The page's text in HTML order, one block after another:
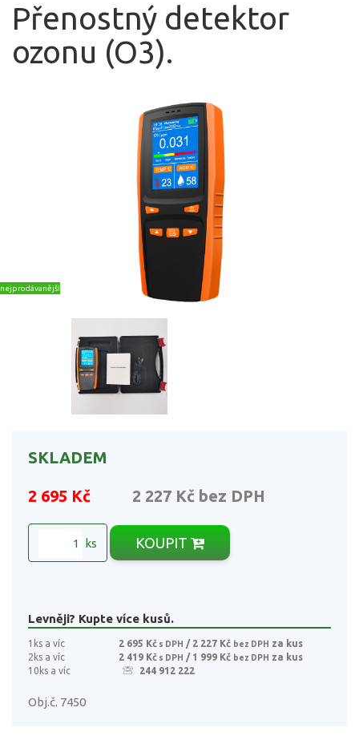
Přenostný detektor
ozonu (O3).
nejprodávanější
SKLADEM
2 695 Kč 2 227 Kč bez DPH
ks KOUPIT
Levněji? Kupte více kusů.
1ks a víc 2 695 Kč s DPH / 2 227 Kč bez DPH za kus
2ks a víc
2 419 Kč s DPH / 1 999 Kč bez DPH za kus
10ks a víc
244 912 222
Obj.č. 7450